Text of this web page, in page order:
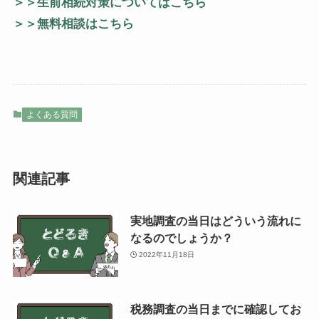
＞＞生前相続対策についてはこちら
＞＞無料相談はこちら
よくある質問
関連記事
実地調査の当日はどういう流れに
なるのでしょうか？
2022年11月18日
税務調査の当日までに確認してお